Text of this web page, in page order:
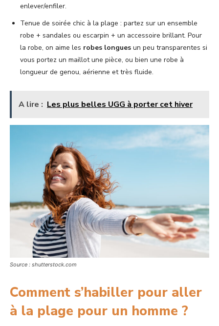
enlever/enfiler.
Tenue de soirée chic à la plage : partez sur un ensemble
robe + sandales ou escarpin + un accessoire brillant. Pour
la robe, on aime les robes longues un peu transparentes si
vous portez un maillot une pièce, ou bien une robe à
longueur de genou, aérienne et très fluide.
A lire : Les plus belles UGG à porter cet hiver
Source : shutterstock.com
Comment s’habiller pour aller
à la plage pour un homme ?